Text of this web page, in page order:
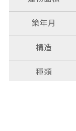
築年月
構造
種類